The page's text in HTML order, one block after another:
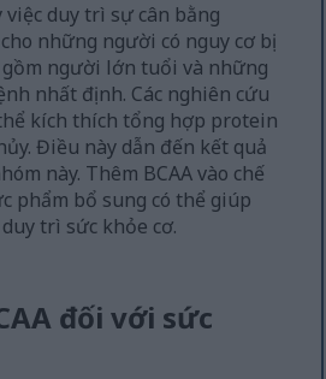
duy trì sự cân bằng
những người có nguy cơ bị
người lớn tuổi và những
nhất định. Các nghiên cứu
kích thích tổng hợp protein
Điều này dẫn đến kết quả
này. Thêm BCAA vào chế
phẩm bổ sung có thể giúp
trì sức khỏe cơ.
đối với sức